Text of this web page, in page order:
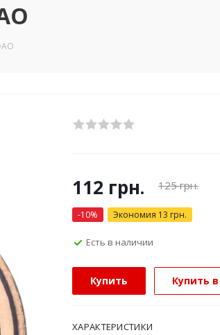
112 грн. 125грн.
-10% Экономия 13 грн.
Есть в наличии
Купить Купить
ХАРАКТЕРИСТИКИ